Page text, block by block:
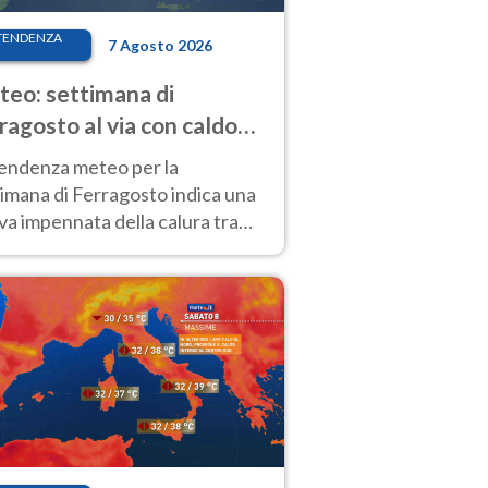
7 Agosto 2026
settimana di
al via con caldo
e qualche temporale
meteo per la
di Ferragosto indica una
impennata della calura tra
al Nord.